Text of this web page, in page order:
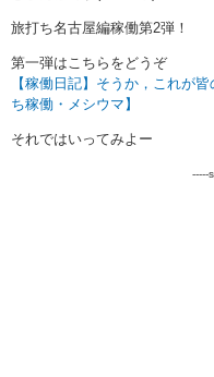
旅打ち名古屋編稼働第2弾！
第一弾はこちらをどうぞ
【稼働日記】そうか，これが
ち稼働・メシウマ】
それではいってみよー
-----